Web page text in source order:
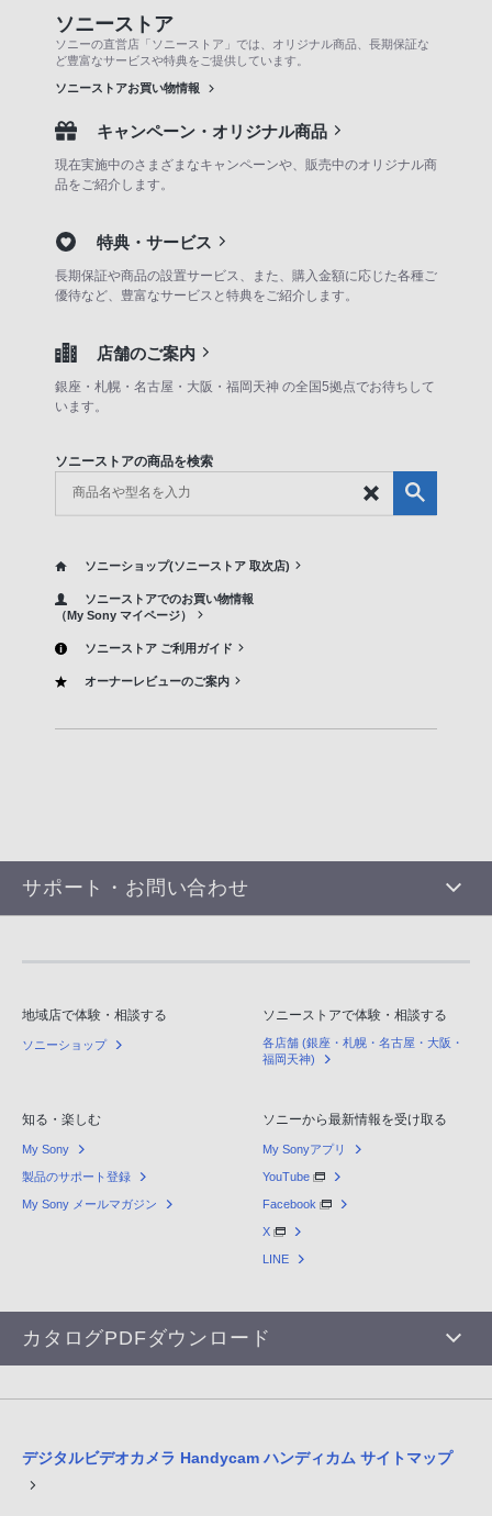
ソニーストア
ソニーの直営店「ソニーストア」では、オリジナル商品、長期保証な
ど豊富なサービスや特典をご提供しています。
ソニーストアお買い物情報
キャンペーン・オリジナル商品
現在実施中のさまざまなキャンペーンや、販売中のオリジナル商
品をご紹介します。
特典・サービス
長期保証や商品の設置サービス、また、購入金額に応じた各種ご
優待など、豊富なサービスと特典をご紹介します。
店舗のご案内
銀座・札幌・名古屋・大阪・福岡天神 の全国5拠点でお待ちして
います。
ソニーストアの商品を検索
ソニーショップ(ソニーストア 取次店)
ソニーストアでのお買い物情報
（My Sony マイページ）
ソニーストア ご利用ガイド
オーナーレビューのご案内
サポート・お問い合わせ
地域店で体験・相談する
ソニーショップ
ソニーストアで体験・相談する
各店舗 (銀座・札幌・名古屋・大阪・
福岡天神)
知る・楽しむ
My Sony
製品のサポート登録
My Sony メールマガジン
ソニーから最新情報を受け取る
My Sonyアプリ
YouTube
Facebook
X
LINE
カタログPDFダウンロード
デジタルビデオカメラ Handycam ハンディカム サイトマップ